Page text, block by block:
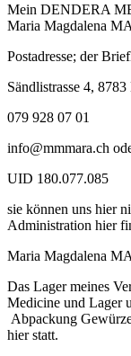
Mein DENDERA
Maria Magdalena
Postadresse; der
Sändlistrasse 4,
079 928 07 01
info@mmmara.ch
UID 180.077.085
sie können uns hier
Administration hier
Maria Magdalena
Das Lager meines
Medicine und Lager
Abpackung
hier statt.